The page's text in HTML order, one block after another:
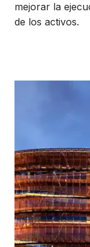
mejorar la
de los activos.